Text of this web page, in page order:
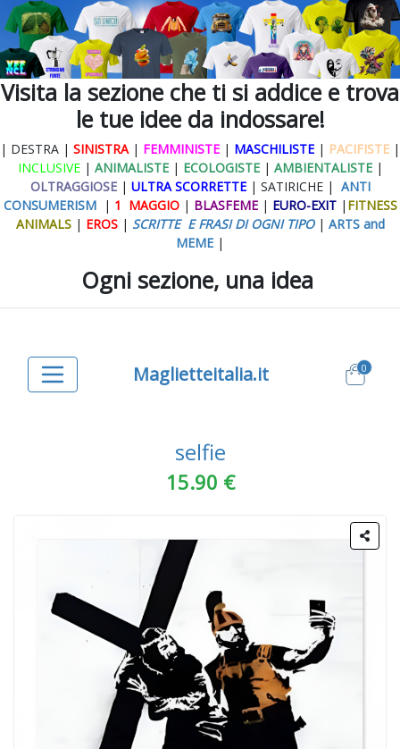
Visita la sezione che ti si addice e trova
le tue idee da indossare!
| DESTRA | SINISTRA| FEMMINISTE | MASCHILISTE | PACIFISTE |
INCLUSIVE| ANIMALISTE| ECOLOGISTE | AMBIENTALISTE|
OLTRAGGIOSE| ULTRA SCORRETTE | SATIRICHE | ANTI
CONSUMERISM | 1 MAGGIO| BLASFEME | EURO-EXIT| FITNESS
ANIMALS| EROS| SCRITTE E FRASI DI OGNI TIPO | ARTS and
MEME |
Ogni sezione, una idea
Maglietteitalia.it 0
selfie
15.90 €